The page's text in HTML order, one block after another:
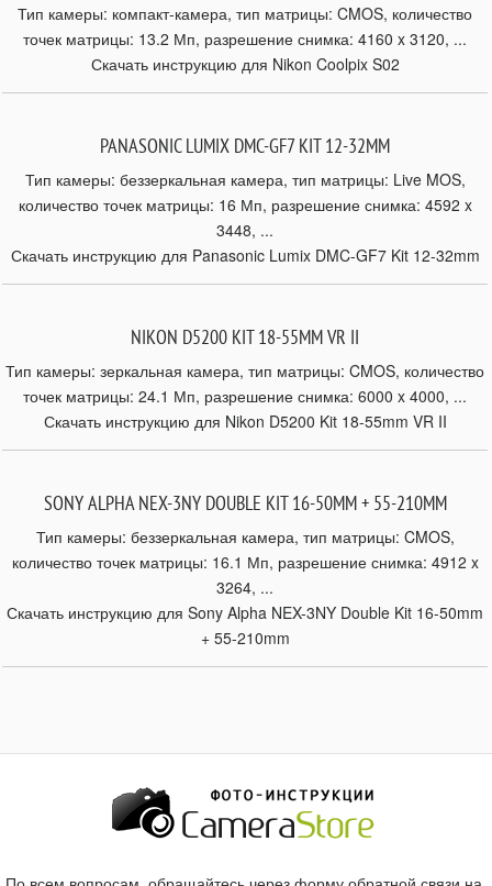
Тип камеры: компакт-камера, тип матрицы: CMOS, количество
точек матрицы: 13.2 Мп, разрешение снимка: 4160 x 3120, ...
Скачать инструкцию для Nikon Coolpix S02
PANASONIC LUMIX DMC-GF7 KIT 12-32MM
Тип камеры: беззеркальная камера, тип матрицы: Live MOS,
количество точек матрицы: 16 Мп, разрешение снимка: 4592 x
3448, ...
Скачать инструкцию для Panasonic Lumix DMC-GF7 Kit 12-32mm
NIKON D5200 KIT 18-55MM VR II
Тип камеры: зеркальная камера, тип матрицы: CMOS, количество
точек матрицы: 24.1 Мп, разрешение снимка: 6000 x 4000, ...
Скачать инструкцию для Nikon D5200 Kit 18-55mm VR II
SONY ALPHA NEX-3NY DOUBLE KIT 16-50MM + 55-210MM
Тип камеры: беззеркальная камера, тип матрицы: CMOS,
количество точек матрицы: 16.1 Мп, разрешение снимка: 4912 x
3264, ...
Скачать инструкцию для Sony Alpha NEX-3NY Double Kit 16-50mm
+ 55-210mm